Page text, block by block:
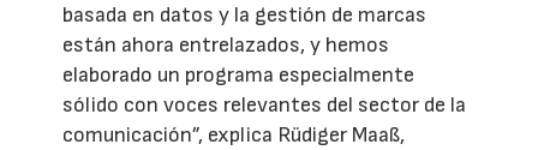
basada en datos y la gestión de marcas
están ahora entrelazados, y hemos
elaborado un programa especialmente
sólido con voces relevantes del sector de la
comunicación”, explica Rüdiger Maaß,